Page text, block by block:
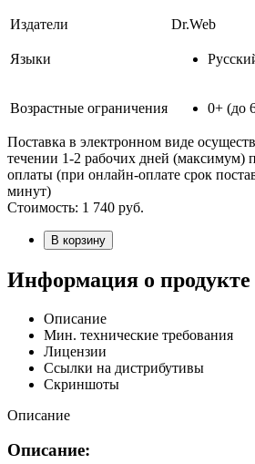
Издатели Dr.Web
Языки
Возрастные ограничения 0+ (до
Поставка в электронном виде
течении 1-2 рабочих дней (максимум)
оплаты (при онлайн-оплате срок
минут)
Стоимость: 1 740 руб.
В корзину
Информация о продукте
Описание
Мин. технические требования
Лицензии
Ссылки на дистрибутивы
Скриншоты
Описание
Описание: